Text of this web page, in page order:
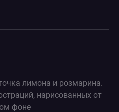
лимона и розмарина.
нарисованных от
фоне